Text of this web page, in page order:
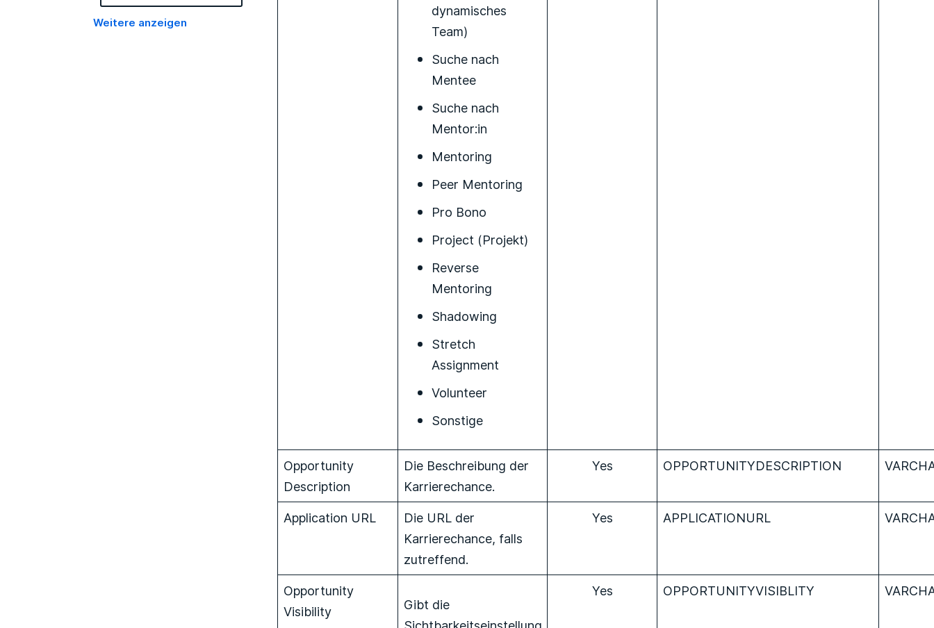
Weitere anzeigen
dynamisches
Team)
Suche nach
Mentee
Suche nach
Mentor:in
Mentoring
Peer Mentoring
Pro Bono
Project (Projekt)
Reverse
Mentoring
Shadowing
Stretch
Assignment
Volunteer
Sonstige
Opportunity
Description
Die Beschreibung der
Karrierechance.
Yes OPPORTUNITYDESCRIPTION
Application URL
Die URL der
Karrierechance, falls
zutreffend.
Yes APPLICATIONURL
Opportunity
Visibility
Gibt die
Yes OPPORTUNITYVISIBLITY